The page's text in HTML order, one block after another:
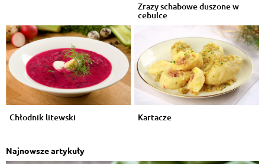
Zrazy schabowe duszone w
cebulce
Chłodnik litewski Kartacze
Najnowsze artykuły